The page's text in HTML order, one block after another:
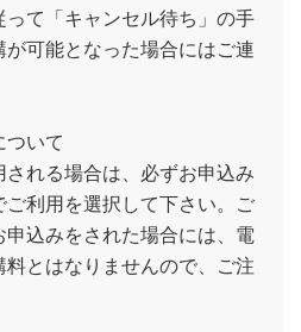
って「キャンセル待ち」の手
可能となった場合にはご連
いて
される場合は、必ずお申込み
利用を選択して下さい。ご
込みをされた場合には、電
とはなりませんので、ご注